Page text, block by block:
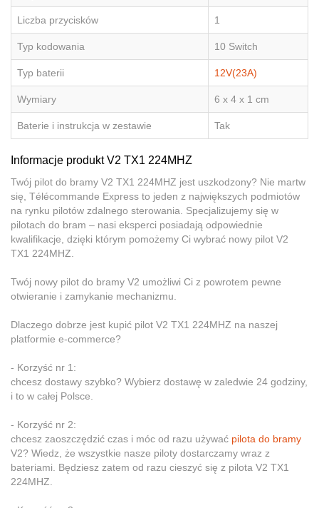
Liczba przycisków 1
Typ kodowania 10 Switch
Typ baterii 12V(23A)
Wymiary 6 x 4 x 1 cm
Baterie i instrukcja w zestawie Tak
Informacje produkt V2 TX1 224MHZ
Twój pilot do bramy V2 TX1 224MHZ jest uszkodzony? Nie martw
się, Télécommande Express to jeden z największych podmiotów
na rynku pilotów zdalnego sterowania. Specjalizujemy się w
pilotach do bram – nasi eksperci posiadają odpowiednie
kwalifikacje, dzięki którym pomożemy Ci wybrać nowy pilot V2
TX1 224MHZ.
Twój nowy pilot do bramy V2 umożliwi Ci z powrotem pewne
otwieranie i zamykanie mechanizmu.
Dlaczego dobrze jest kupić pilot V2 TX1 224MHZ na naszej
platformie e-commerce?
- Korzyść nr 1:
chcesz dostawy szybko? Wybierz dostawę w zaledwie 24 godziny,
i to w całej Polsce.
- Korzyść nr 2:
chcesz zaoszczędzić czas i móc od razu używać pilota do bramy
V2? Wiedz, że wszystkie nasze piloty dostarczamy wraz z
bateriami. Będziesz zatem od razu cieszyć się z pilota V2 TX1
224MHZ.